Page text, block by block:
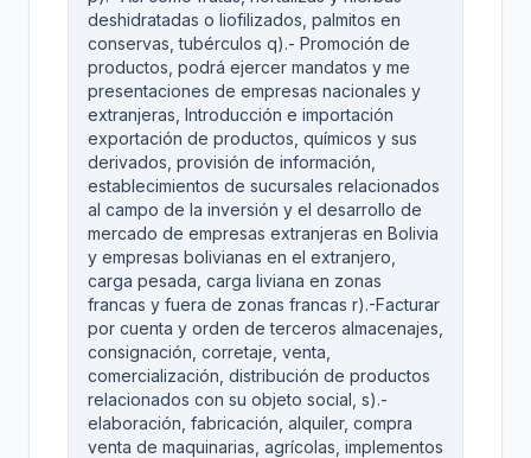
deshidratadas o liofilizados, palmitos en
conservas, tubérculos q).- Promoción de
productos, podrá ejercer mandatos y me
presentaciones de empresas nacionales y
extranjeras, Introducción e importación
exportación de productos, químicos y sus
derivados, provisión de información,
establecimientos de sucursales relacionados
al campo de la inversión y el desarrollo de
mercado de empresas extranjeras en Bolivia
y empresas bolivianas en el extranjero,
carga pesada, carga liviana en zonas
francas y fuera de zonas francas r).-Facturar
por cuenta y orden de terceros almacenajes,
consignación, corretaje, venta,
comercialización, distribución de productos
relacionados con su objeto social, s).-
elaboración, fabricación, alquiler, compra
venta de maquinarias, agrícolas, implementos